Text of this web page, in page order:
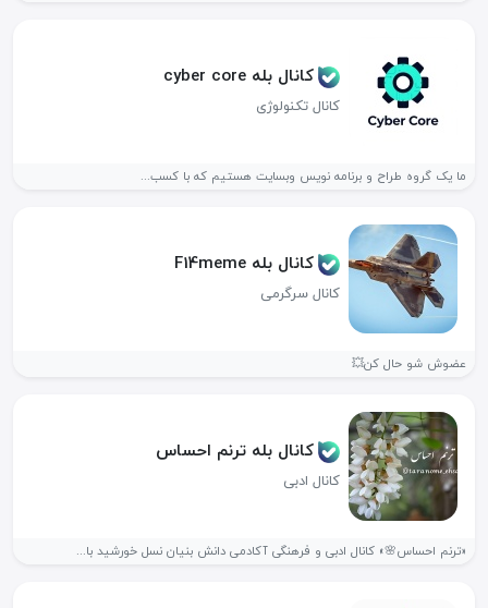
کانال بله cyber core
کانال تکنولوژی
ما یک گروه طراح و برنامه نویس وبسایت هستیم که با کسب...
کانال بله F14meme
کانال سرگرمی
عضوش شو حال کن💥
کانال بله ترنم احساس
کانال ادبی
«ترنم احساس🌸» کانال ادبی و فرهنگی آکادمی دانش بنیان نسل خورشید با...